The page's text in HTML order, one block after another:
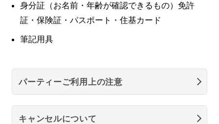
身分証（お名前・年齢が確認できるもの）免許
証・保険証・パスポート・住基カード
筆記用具
パーティーご利用上の注意
キャンセルについて